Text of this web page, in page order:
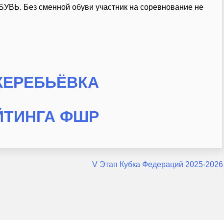
Без сменной обуви участник на соревнование не
ФШР
V Этап Кубка Федераций 2025-2026